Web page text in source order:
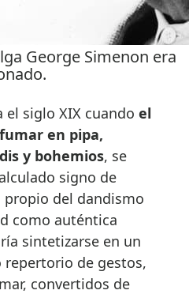
George Simenon era
el siglo XIX cuando el
en pipa,
y bohemios, se
signo de
del dandismo
como auténtica
sintetizarse en un
repertorio de gestos,
convertidos de